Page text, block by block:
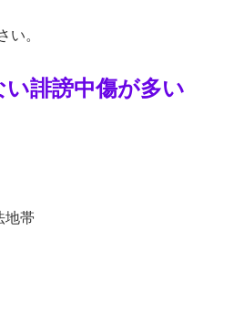
い。
誹謗中傷が多い
地帯